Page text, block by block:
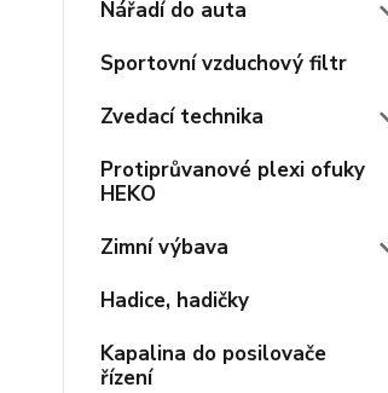
Nářadí do auta
Sportovní vzduchový filtr
Zvedací technika
Protiprůvanové plexi ofuky
HEKO
Zimní výbava
Hadice, hadičky
Kapalina do posilovače
řízení